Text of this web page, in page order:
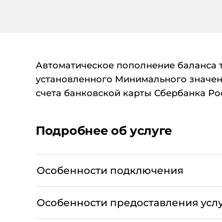
Автоматическое пополнение
установленного Минимального
счета банковской карты Сбербанка
Подробнее об услуге
Особенности подключения
Особенности предоставления
Как только баланс мобильного телефона
значения, Мотив мгновенно отправляет
телефона.
Сбербанк автоматически производит